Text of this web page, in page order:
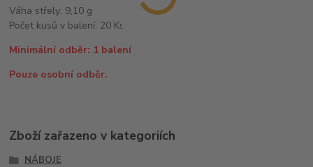
Váha střely: 9,10 g
Počet kusů v balení: 20 Ks
Minimální odběr: 1 balení
Pouze osobní odběr.
Zboží zařazeno v kategoriích
NÁBOJE